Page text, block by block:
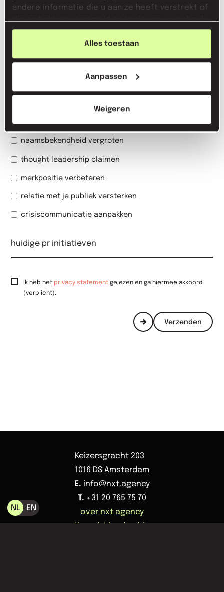
andere informatie die u aan ze heeft verstrekt of
die ze hebben verzameld op basis van uw gebruik
van hun services.
Alles toestaan
Aanpassen
Weigeren
NL EN
wat is jouw doel met pr?*
naamsbekendheid vergroten
thought leadership claimen
merkpositie verbeteren
relatie met je publiek versterken
crisiscommunicatie aanpakken
Ik heb het privacy statement gelezen en ga hiermee akkoord
(verplicht).
Verzenden
Keizersgracht 203
1016 DS Amsterdam
E. info@nxt.agency
T. +31 20 765 75 70
over nxt agency
thought leadership